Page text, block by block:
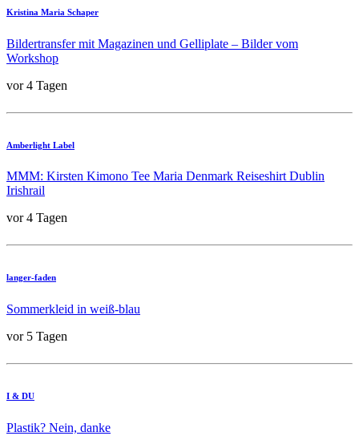
Kristina Maria Schaper
Bildertransfer mit Magazinen und Gelliplate – Bilder vom
Workshop
vor 4 Tagen
Amberlight Label
MMM: Kirsten Kimono Tee Maria Denmark Reiseshirt Dublin
Irishrail
vor 4 Tagen
langer-faden
Sommerkleid in weiß-blau
vor 5 Tagen
I & DU
Plastik? Nein, danke